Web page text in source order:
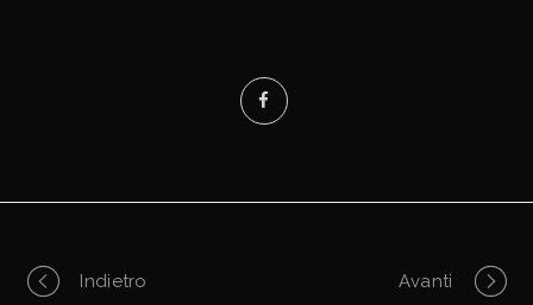
Portfolio
Indietro Avanti